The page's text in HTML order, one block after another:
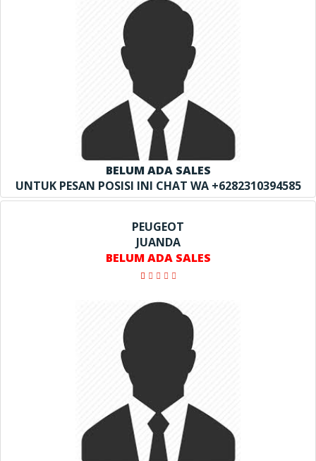
BELUM ADA SALES
UNTUK PESAN POSISI INI CHAT WA +6282310394585
PEUGEOT
JUANDA
BELUM ADA SALES